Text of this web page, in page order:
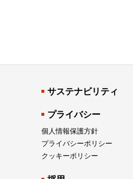
サステナビリティ
プライバシー
個人情報保護方針
プライバシーポリシー
クッキーポリシー